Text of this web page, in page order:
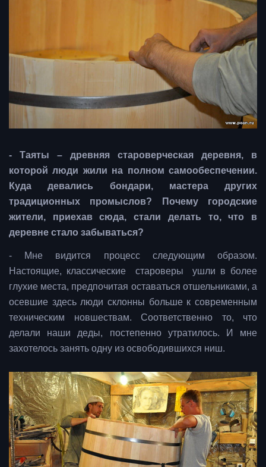
- Таяты – древняя староверческая деревня, в
которой люди жили на полном самообеспечении.
Куда девались бондари, мастера других
традиционных промыслов? Почему городские
жители, приехав сюда, стали делать то, что в
деревне стало забываться?
- Мне видится процесс следующим образом.
Настоящие, классические староверы ушли в более
глухие места, предпочитая оставаться отшельниками, а
осевшие здесь люди склонны больше к современным
техническим новшествам. Соответственно то, что
делали наши деды, постепенно утратилось. И мне
захотелось занять одну из освободившихся ниш.